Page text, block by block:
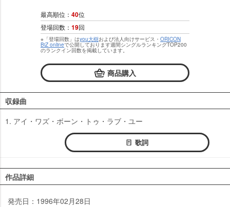
最高順位： 40位
登場回数： 19回
※「登場回数」はyou大樹および法人向けサービス・ ORICON
BiZ onlineで公開しております週間シングルランキングTOP200
のランクイン回数を掲載しています。
商品購入
収録曲
1. アイ・ワズ・ボーン・トゥ・ラブ・ユー
歌詞
作品詳細
発売日：1996年02月28日